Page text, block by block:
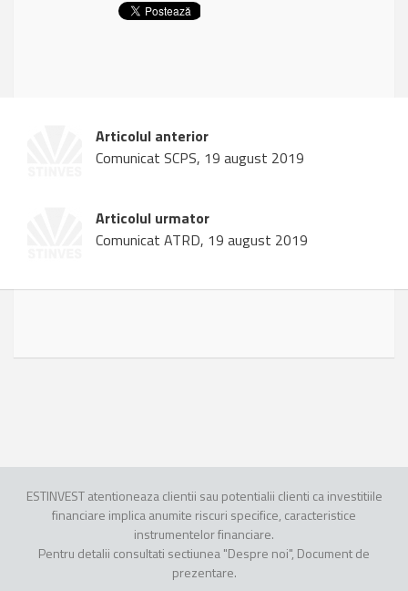
Articolul anterior
Comunicat SCPS, 19 august 2019
Articolul urmator
Comunicat ATRD, 19 august 2019
ESTINVEST atentioneaza clientii sau potentialii clienti ca investitiile
financiare implica anumite riscuri specifice, caracteristice
instrumentelor financiare.
Pentru detalii consultati sectiunea "Despre noi", Document de
prezentare.